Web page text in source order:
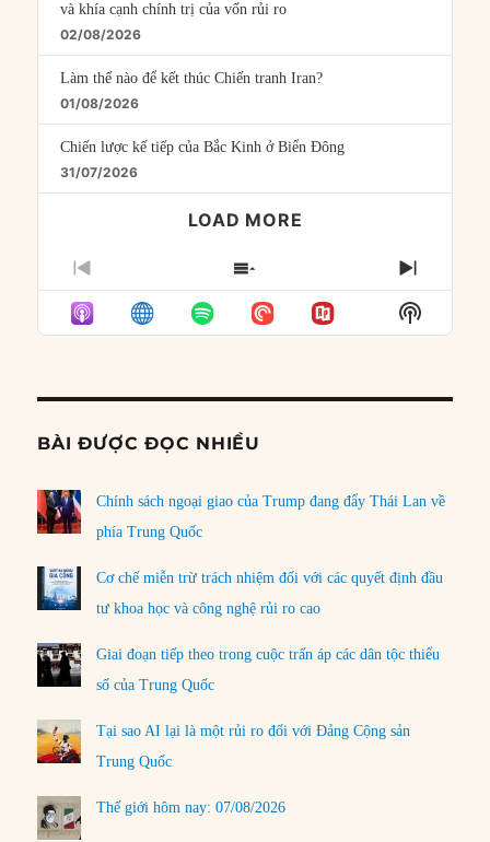
và khía cạnh chính trị của vốn rủi ro
02/08/2026
Làm thế nào để kết thúc Chiến tranh Iran?
01/08/2026
Chiến lược kế tiếp của Bắc Kinh ở Biển Đông
31/07/2026
LOAD MORE
PREVIOUS
EPISODE
SHOW
EPISODES
LIST
NEXT
Show
Podcast
BÀI ĐƯỢC ĐỌC NHIỀU
Chính sách ngoại giao của Trump đang đẩy Thái Lan về
phía Trung Quốc
Cơ chế miễn trừ trách nhiệm đối với các quyết định đầu
tư khoa học và công nghệ rủi ro cao
Giai đoạn tiếp theo trong cuộc trấn áp các dân tộc thiểu
số của Trung Quốc
Tại sao AI lại là một rủi ro đối với Đảng Cộng sản
Trung Quốc
Thế giới hôm nay: 07/08/2026